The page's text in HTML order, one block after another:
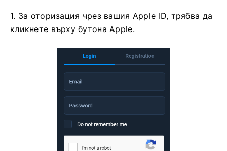
1. За оторизация чрез вашия Apple ID, трябва да
кликнете върху бутона Apple.